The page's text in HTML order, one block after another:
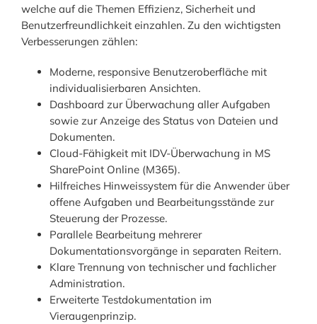
welche auf die Themen Effizienz, Sicherheit und
Benutzerfreundlichkeit einzahlen. Zu den wichtigsten
Verbesserungen zählen:
Moderne, responsive Benutzeroberfläche mit
individualisierbaren Ansichten.
Dashboard zur Überwachung aller Aufgaben
sowie zur Anzeige des Status von Dateien und
Dokumenten.
Cloud-Fähigkeit mit IDV-Überwachung in MS
SharePoint Online (M365).
Hilfreiches Hinweissystem für die Anwender über
offene Aufgaben und Bearbeitungsstände zur
Steuerung der Prozesse.
Parallele Bearbeitung mehrerer
Dokumentationsvorgänge in separaten Reitern.
Klare Trennung von technischer und fachlicher
Administration.
Erweiterte Testdokumentation im
Vieraugenprinzip.